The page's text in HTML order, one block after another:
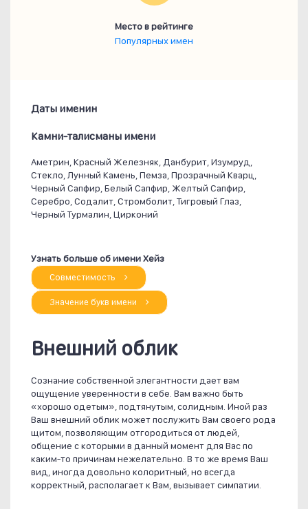
Место в рейтинге
Популярных имен
Даты именин
Камни-талисманы имени
Аметрин, Красный Железняк, Данбурит, Изумруд,
Стекло, Лунный Камень, Пемза, Прозрачный Кварц,
Черный Сапфир, Белый Сапфир, Желтый Сапфир,
Серебро, Содалит, Стромболит, Тигровый Глаз,
Черный Турмалин, Цирконий
Узнать больше об имени Хейз
Совместимость
Значение букв имени
Внешний облик
Сознание собственной элегантности дает вам
ощущение уверенности в себе. Вам важно быть
«хорошо одетым», подтянутым, солидным. Иной раз
Ваш внешний облик может послужить Вам своего рода
щитом, позволяющим отгородиться от людей,
общение с которыми в данный момент для Вас по
каким-то причинам нежелательно. В то же время Ваш
вид, иногда довольно колоритный, но всегда
корректный, располагает к Вам, вызывает симпатии.